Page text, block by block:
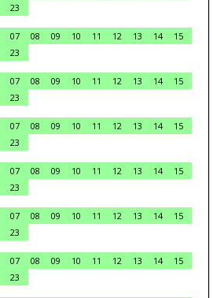
23
07 08 09 10 11 12 13 14
15
23
07 08 09 10 11 12 13 14
15
23
07 08 09 10 11 12 13 14
15
23
07 08 09 10 11 12 13 14
15
23
07 08 09 10 11 12 13 14
15
23
07 08 09 10 11 12 13 14
15
23